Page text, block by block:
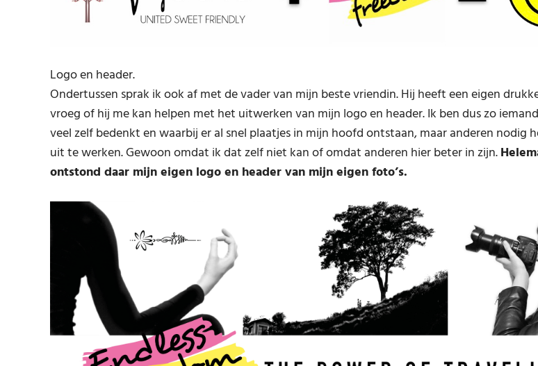
Logo en header.
Ondertussen sprak ik ook af met de vader van mijn beste vriendin. Hij heeft een eigen
vroeg of hij me kan helpen met het uitwerken van mijn logo en header. Ik ben dus zo
veel zelf bedenkt en waarbij er al snel plaatjes in mijn hoofd ontstaan, maar anderen nodig
uit te werken. Gewoon omdat ik dat zelf niet kan of omdat anderen hier beter in zijn.
ontstond daar mijn eigen logo en header van mijn eigen foto’s.